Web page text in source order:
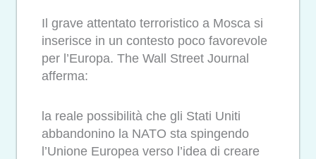
Il grave attentato terroristico a Mosca si
inserisce in un contesto poco favorevole
per l’Europa. The Wall Street Journal
afferma:
la reale possibilità che gli Stati Uniti
abbandonino la NATO sta spingendo
l’Unione Europea verso l’idea di creare